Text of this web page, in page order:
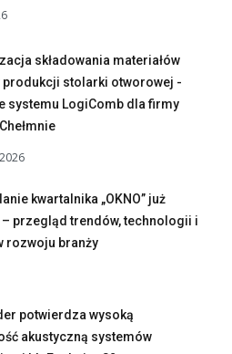
składowania materiałów
produkcji stolarki otworowej -
systemu LogiComb dla firmy
kwartalnika „OKNO” już
przegląd trendów, technologii i
rozwoju branży
potwierdza wysoką
akustyczną systemów